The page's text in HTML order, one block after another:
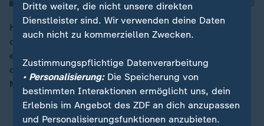
Hunderte Menschen haben in Kolumbien den Opfern
des Flugzeug-absturzes vom Montag die letzte Ehre
erwiesen. Bei dem Unglück starben 71 Menschen,
darunter viele Spieler einer brasilianischen Erst-Liga-
Mannschaft.
Dritte weiter, die nicht unsere direkten
Dienstleister sind. Wir verwenden deine Daten
auch nicht zu kommerziellen Zwecken.
Zustimmungspflichtige Datenverarbeitung
• Personalisierung:Die Speicherung von
bestimmten Interaktionen ermöglicht uns, dein
Erlebnis im Angebot des ZDF an dich anzupassen
und Personalisierungsfunktionen anzubieten.